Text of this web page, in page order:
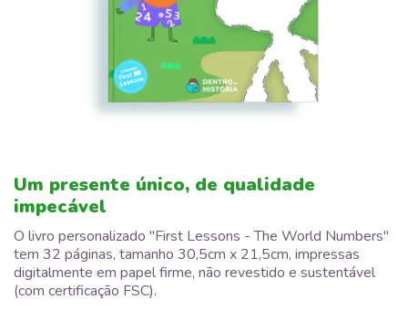
Um presente único, de qualidade
impecável
O livro personalizado "First Lessons - The World Numbers"
tem 32 páginas, tamanho 30,5cm x 21,5cm, impressas
digitalmente em papel firme, não revestido e sustentável
(com certificação FSC).